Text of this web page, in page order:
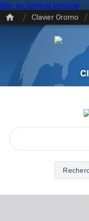
Aller au contenu principal
/ Clavier Oromo /